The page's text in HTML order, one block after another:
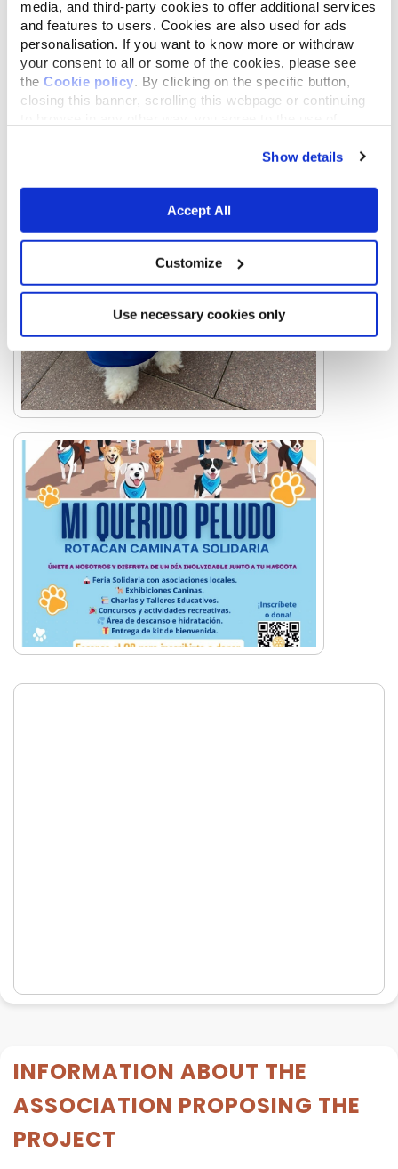
media, and third-party cookies to offer additional services
and features to users. Cookies are also used for ads
personalisation. If you want to know more or withdraw
your consent to all or some of the cookies, please see
the Cookie policy . By clicking on the specific button,
closing this banner, scrolling this webpage or continuing
Show details
Accept All
Customize
Use necessary cookies only
INFORMATION ABOUT THE
ASSOCIATION PROPOSING THE
PROJECT